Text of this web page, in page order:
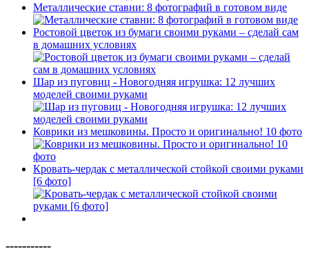
Металлические ставни: 8 фотографий в готовом виде
Ростовой цветок из бумаги своими руками – сделай сам
в домашних условиях
Шар из пуговиц - Новогодняя игрушка: 12 лучших
моделей своими руками
Коврики из мешковины. Просто и оригинально! 10 фото
Кровать-чердак с металлической стойкой своими руками
[6 фото]
-----------